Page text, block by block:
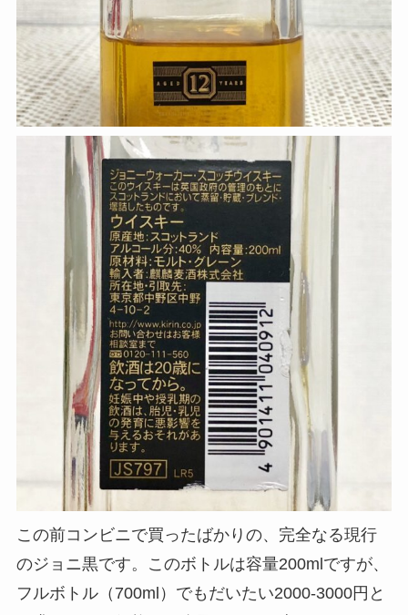
この前コンビニで買ったばかりの、完全なる現行
のジョニ黒です。このボトルは容量200mlですが、
フルボトル（700ml）でもだいたい2000-3000円と